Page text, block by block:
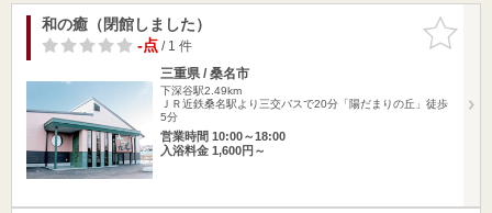
お気に入
りに追加
和の癒（閉館しました）
-点/ 1 件
三重県 / 桑名市
下深谷駅2.49km
ＪＲ近鉄桑名駅より三交バスで20分「陽だまりの丘」徒歩
5分
営業時間 10:00～18:00
入浴料金 1,600円～